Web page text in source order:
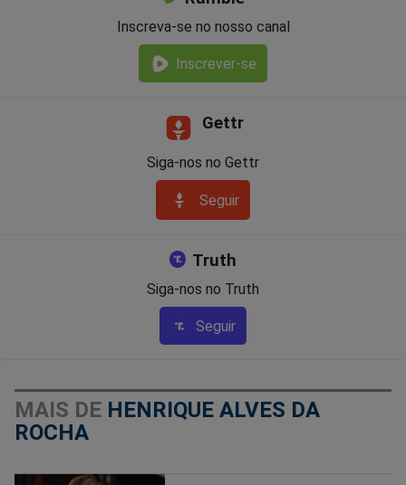
Inscreva-se no nosso canal
Inscrever-se
Gettr
Siga-nos no Gettr
Seguir
Truth
Siga-nos no Truth
Seguir
MAIS DE HENRIQUE ALVES DA
ROCHA